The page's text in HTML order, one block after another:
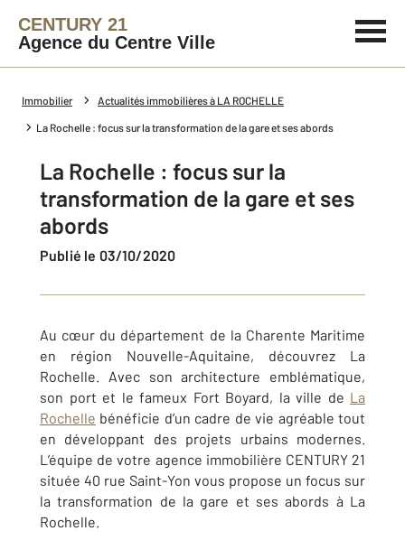
CENTURY 21
Agence du Centre Ville
Immobilier Actualités immobilières à LA ROCHELLE
La Rochelle : focus sur la transformation de la gare et ses abords
La Rochelle : focus sur la
transformation de la gare et ses
abords
Publié le 03/10/2020
Au cœur du département de la Charente Maritime
en région Nouvelle-Aquitaine, découvrez La
Rochelle. Avec son architecture emblématique,
son port et le fameux Fort Boyard, la ville de La
Rochelle bénéficie d’un cadre de vie agréable tout
en développant des projets urbains modernes.
L’équipe de votre agence immobilière CENTURY 21
située 40 rue Saint-Yon vous propose un focus sur
la transformation de la gare et ses abords à La
Rochelle.